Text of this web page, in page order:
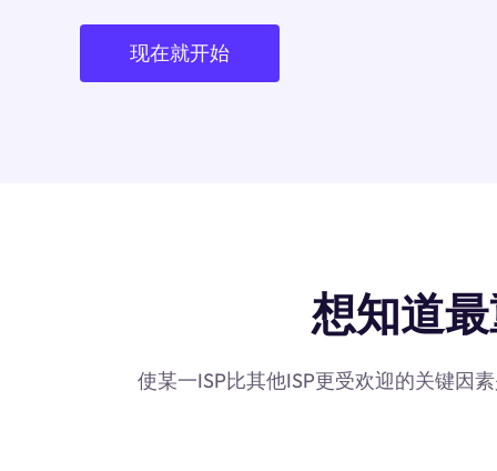
现在就开始
想知道
使某一ISP比其他ISP更受欢迎的关键因